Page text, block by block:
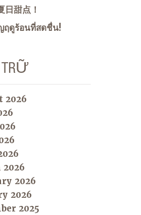
日甜点！
ฤดูร้อนที่สดชื่น!
2026
2026
2026
2025